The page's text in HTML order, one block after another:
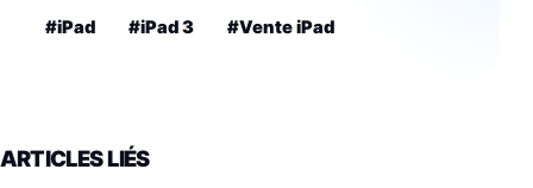
#iPad #iPad 3 #Vente iPad
ARTICLES LIÉS